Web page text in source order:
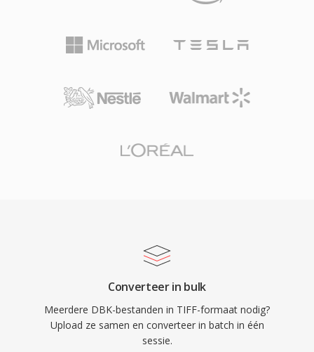
Converteer in bulk
Meerdere DBK-bestanden in TIFF-formaat nodig?
Upload ze samen en converteer in batch in één
sessie.